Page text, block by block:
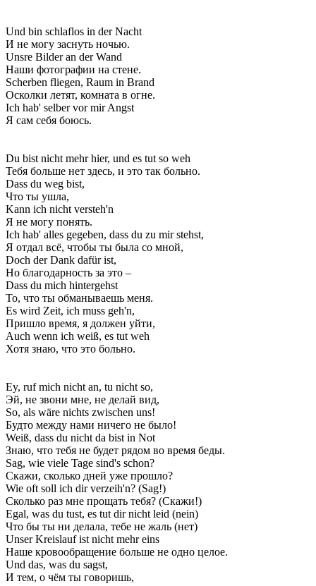
Und bin schlaflos in der Nacht
И не могу заснуть ночью.
Unsre Bilder an der Wand
Наши фотографии на стене.
Scherben fliegen, Raum in Brand
Осколки летят, комната в огне.
Ich hab' selber vor mir Angst
Я сам себя боюсь.
Du bist nicht mehr hier, und es tut so weh
Тебя больше нет здесь, и это так больно.
Dass du weg bist,
Что ты ушла,
Kann ich nicht versteh'n
Я не могу понять.
Ich hab' alles gegeben, dass du zu mir stehst,
Я отдал всё, чтобы ты была со мной,
Doch der Dank dafür ist,
Но благодарность за это –
Dass du mich hintergehst
То, что ты обманываешь меня.
Es wird Zeit, ich muss geh'n,
Пришло время, я должен уйти,
Auch wenn ich weiß, es tut weh
Хотя знаю, что это больно.
Ey, ruf mich nicht an, tu nicht so,
Эй, не звони мне, не делай вид,
So, als wäre nichts zwischen uns!
Будто между нами ничего не было!
Weiß, dass du nicht da bist in Not
Знаю, что тебя не будет рядом во время беды.
Sag, wie viele Tage sind's schon?
Скажи, сколько дней уже прошло?
Wie oft soll ich dir verzeih'n? (Sag!)
Сколько раз мне прощать тебя? (Скажи!)
Egal, was du tust, es tut dir nicht leid (nein)
Что бы ты ни делала, тебе не жаль (нет)
Unser Kreislauf ist nicht mehr eins
Наше кровообращение больше не одно целое.
Und das, was du sagst,
И тем, о чём ты говоришь,